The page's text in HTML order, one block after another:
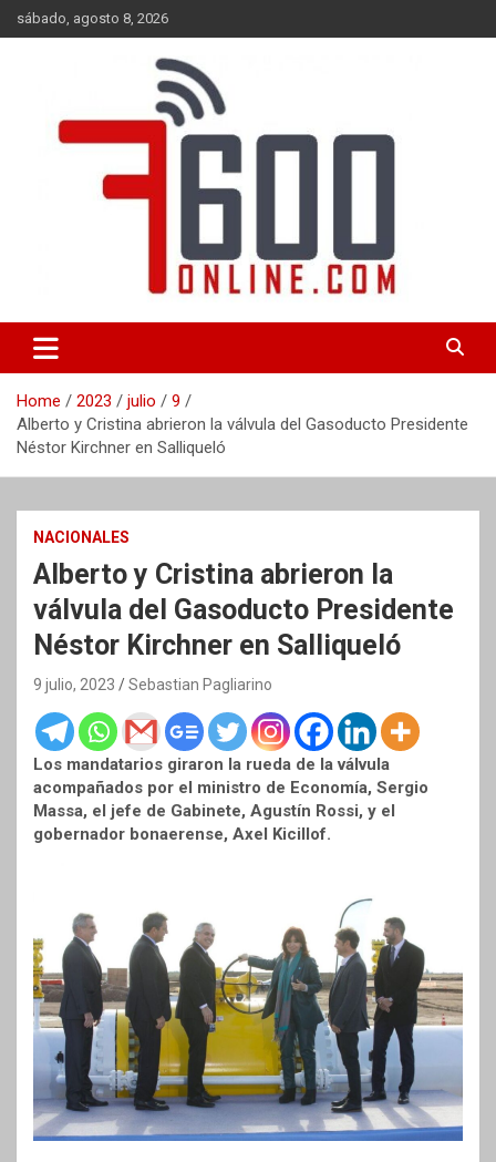
Skip
to
sábado, agosto 8, 2026
7600 online
nacional e internacional, deportiva y cultural.
Home 2023 julio
9
Alberto y Cristina abrieron la válvula del Gasoducto Presidente
Néstor Kirchner en Salliqueló
NACIONALES
Alberto y Cristina abrieron la
válvula del Gasoducto Presidente
Néstor Kirchner en Salliqueló
9 julio, 2023 Sebastian Pagliarino
Los mandatarios giraron la rueda de la válvula
acompañados por el ministro de Economía, Sergio
Massa, el jefe de Gabinete, Agustín Rossi, y el
gobernador bonaerense, Axel Kicillof.